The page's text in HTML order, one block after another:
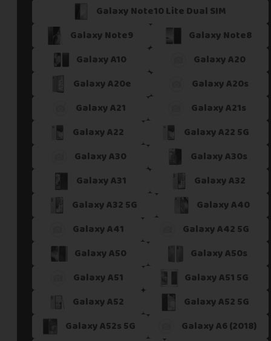
Galaxy Note10 Lite Dual SIM
Galaxy Note9
Galaxy Note8
Galaxy A10
Galaxy A20
Galaxy A20e
Galaxy A20s
Galaxy A21
Galaxy A21s
Galaxy A22
Galaxy A22 5G
Galaxy A30
Galaxy A30s
Galaxy A31
Galaxy A32
Galaxy A32 5G
Galaxy A40
Galaxy A41
Galaxy A42 5G
Galaxy A50
Galaxy A50s
Galaxy A51
Galaxy A51 5G
Galaxy A52
Galaxy A52 5G
Galaxy A52s 5G
Galaxy A6 (2018)